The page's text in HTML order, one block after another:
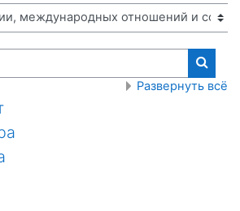
Поиск
Развернуть всё